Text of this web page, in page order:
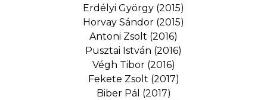
Erdélyi György (2015)
Horvay Sándor (2015)
Antoni Zsolt (2016)
Pusztai István (2016)
Végh Tibor (2016)
Fekete Zsolt (2017)
Biber Pál (2017)